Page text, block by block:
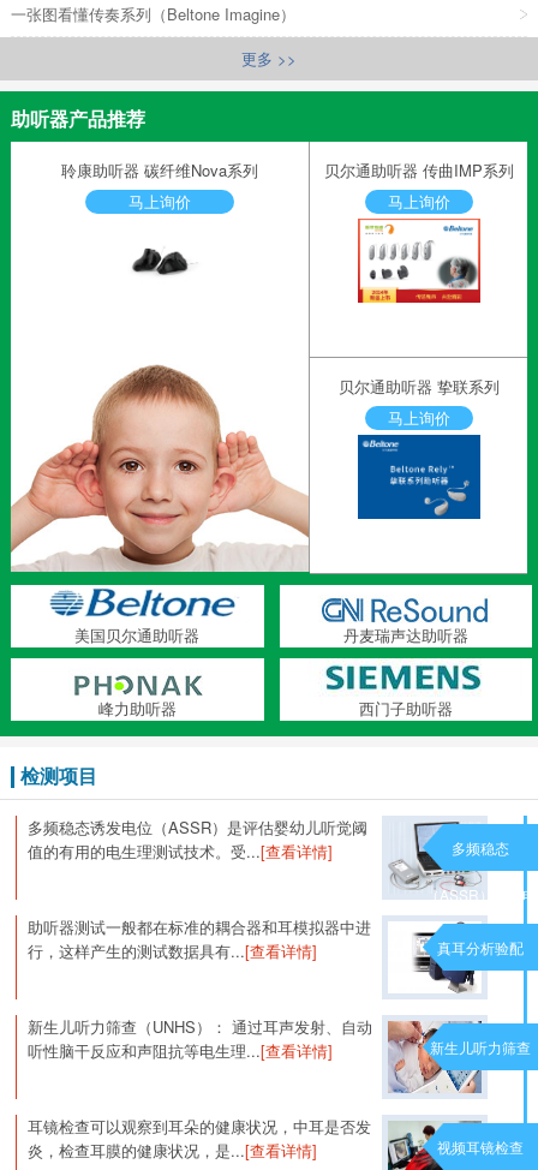
一张图看懂传奏系列（Beltone Imagine）
更多 >>
助听器产品推荐
聆康助听器 碳纤维Nova系列
马上询价
贝尔通助听器 传曲IMP系列
马上询价
贝尔通助听器 挚联系列
马上询价
美国贝尔通助听器 丹麦瑞声达助听器
峰力助听器 西门子助听器
检测项目
多频稳态诱发电位（ASSR）是评估婴幼儿听觉阈
值的有用的电生理测试技术。受...[查看详情] 多频稳态
（ASSR）诱发电
位
助听器测试一般都在标准的耦合器和耳模拟器中进
行，这样产生的测试数据具有...[查看详情] 真耳分析验配
新生儿听力筛查（UNHS）： 通过耳声发射、自动
听性脑干反应和声阻抗等电生理...[查看详情] 新生儿听力筛查
耳镜检查可以观察到耳朵的健康状况，中耳是否发
炎，检查耳膜的健康状况，是...[查看详情] 视频耳镜检查